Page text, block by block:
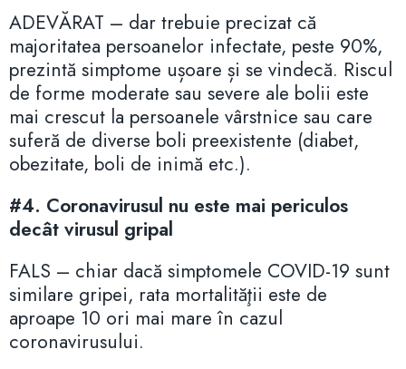
ADEVĂRAT – dar trebuie precizat că
majoritatea persoanelor infectate, peste 90%,
prezintă simptome ușoare și se vindecă. Riscul
de forme moderate sau severe ale bolii este
mai crescut la persoanele vârstnice sau care
suferă de diverse boli preexistente (diabet,
obezitate, boli de inimă etc.).
#4. Coronavirusul nu este mai periculos
decât virusul gripal
FALS – chiar dacă simptomele COVID-19 sunt
similare gripei, rata mortalităţii este de
aproape 10 ori mai mare în cazul
coronavirusului.